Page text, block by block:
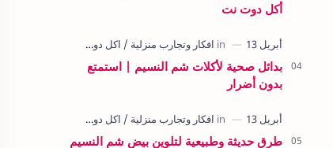
أكل دوت نت
بدائل صحية لأكلات شم النسيم | استمتع
بدون أضرار
طرق حديثة وطبيعية لتلوين بيض شم النسيم